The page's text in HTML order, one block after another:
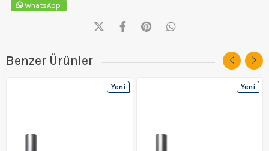
WhatsApp
Benzer Ürünler
Yeni
Yeni